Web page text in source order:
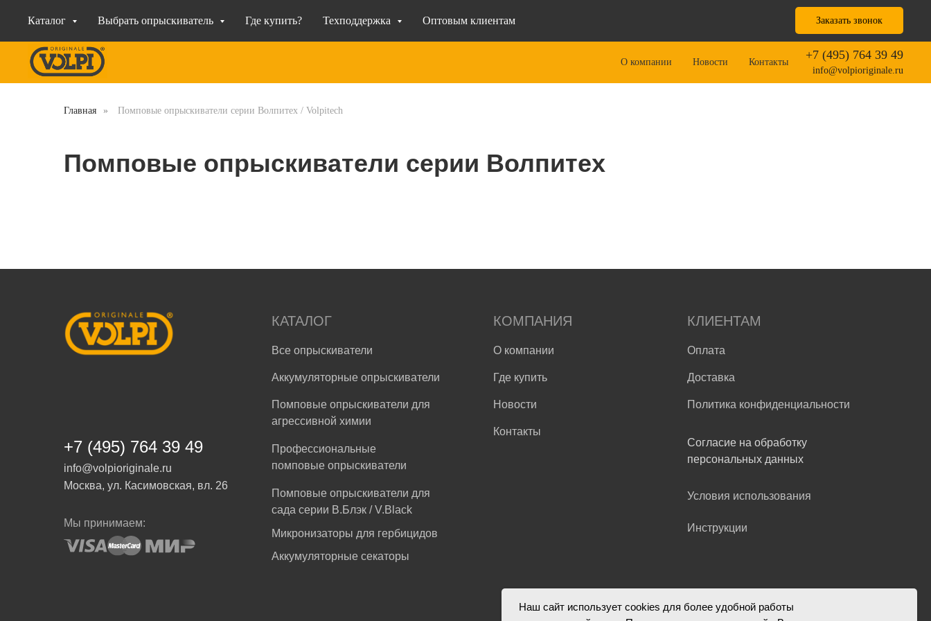
Каталог Выбрать опрыскиватель Где купить? Техподдержка Оптовым клиентам Заказать звонок
О компании Новости Контакты
+7 (495) 764 39 49
info@volpioriginale.ru
Главная » Помповые опрыскиватели серии Волпитех / Volpitech
Помповые опрыскиватели серии Волпитех
+7 (495) 764 39 49
info@volpioriginale.ru
Москва, ул. Касимовская, вл. 26
Согласие на обработку
персональных данных
Мы принимаем:
КАТАЛОГ
Аккумуляторные опрыскиватели
Помповые опрыскиватели для
агрессивной химии
Профессиональные
помповые опрыскиватели
Помповые опрыскиватели для
сада серии В.Блэк / V.Black
Микронизаторы для гербицидов
Аккумуляторные секаторы
КОМПАНИЯ
О компании
Где купить
Новости
Контакты
КЛИЕНТАМ
Оплата
Доставка
Политика конфиденциальности
Условия использования
Инструкции
Все опрыскиватели
Наш сайт использует cookies для более удобной работы